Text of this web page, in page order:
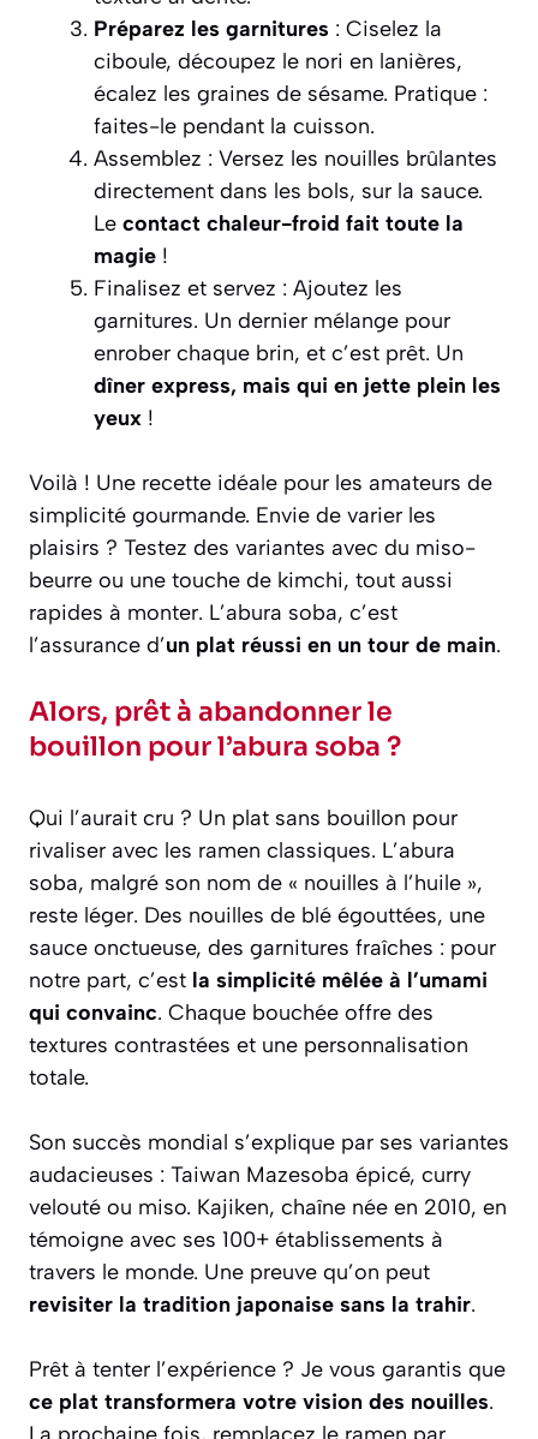
Préparez les garnitures : Ciselez la
ciboule, découpez le nori en lanières,
écalez les graines de sésame. Pratique :
faites-le pendant la cuisson.
Assemblez : Versez les nouilles brûlantes
directement dans les bols, sur la sauce.
Le contact chaleur-froid fait toute la
magie !
Finalisez et servez : Ajoutez les
garnitures. Un dernier mélange pour
enrober chaque brin, et c’est prêt. Un
dîner express, mais qui en jette plein les
yeux !
Voilà ! Une recette idéale pour les amateurs de
simplicité gourmande. Envie de varier les
plaisirs ? Testez des variantes avec du miso-
beurre ou une touche de kimchi, tout aussi
rapides à monter. L’abura soba, c’est
l’assurance d’un plat réussi en un tour de main.
Alors, prêt à abandonner le
bouillon pour l’abura soba ?
Qui l’aurait cru ? Un plat sans bouillon pour
rivaliser avec les ramen classiques. L’abura
soba, malgré son nom de « nouilles à l’huile »,
reste léger. Des nouilles de blé égouttées, une
sauce onctueuse, des garnitures fraîches : pour
notre part, c’est la simplicité mêlée à l’umami
qui convainc. Chaque bouchée offre des
textures contrastées et une personnalisation
totale.
Son succès mondial s’explique par ses variantes
audacieuses : Taiwan Mazesoba épicé, curry
velouté ou miso. Kajiken, chaîne née en 2010, en
témoigne avec ses 100+ établissements à
travers le monde. Une preuve qu’on peut
revisiter la tradition japonaise sans la trahir.
Prêt à tenter l’expérience ? Je vous garantis que
ce plat transformera votre vision des nouilles.